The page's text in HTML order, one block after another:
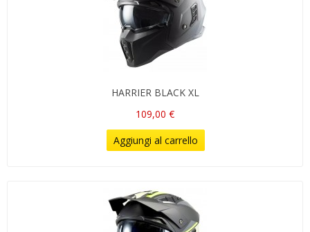
HARRIER BLACK XL
109,00 €
Aggiungi al carrello